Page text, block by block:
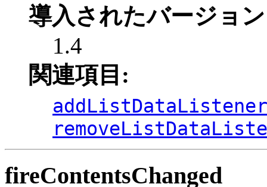
導入されたバージョ
1.4
関連項目:
fireContentsChanged